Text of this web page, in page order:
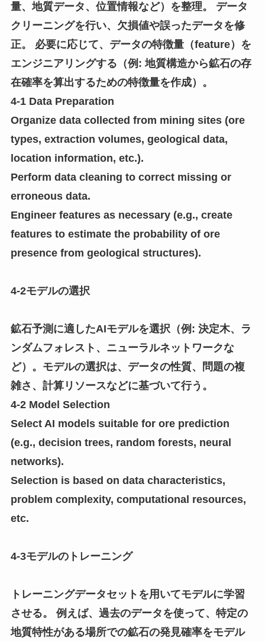
量、地質データ、位置情報など）を整理。 データ
クリーニングを行い、欠損値や誤ったデータを修
正。 必要に応じて、データの特徴量（feature）を
エンジニアリングする（例: 地質構造から鉱石の存
在確率を算出するための特徴量を作成）。
4-1 Data Preparation
Organize data collected from mining sites (ore
types, extraction volumes, geological data,
location information, etc.).
Perform data cleaning to correct missing or
erroneous data.
Engineer features as necessary (e.g., create
features to estimate the probability of ore
presence from geological structures).
4-2モデルの選択
鉱石予測に適したAIモデルを選択（例: 決定木、ラ
ンダムフォレスト、ニューラルネットワークな
ど）。モデルの選択は、データの性質、問題の複
雑さ、計算リソースなどに基づいて行う。
4-2 Model Selection
Select AI models suitable for ore prediction
(e.g., decision trees, random forests, neural
networks).
Selection is based on data characteristics,
problem complexity, computational resources,
etc.
4-3モデルのトレーニング
トレーニングデータセットを用いてモデルに学習
させる。 例えば、過去のデータを使って、特定の
地質特性がある場所での鉱石の発見確率をモデル